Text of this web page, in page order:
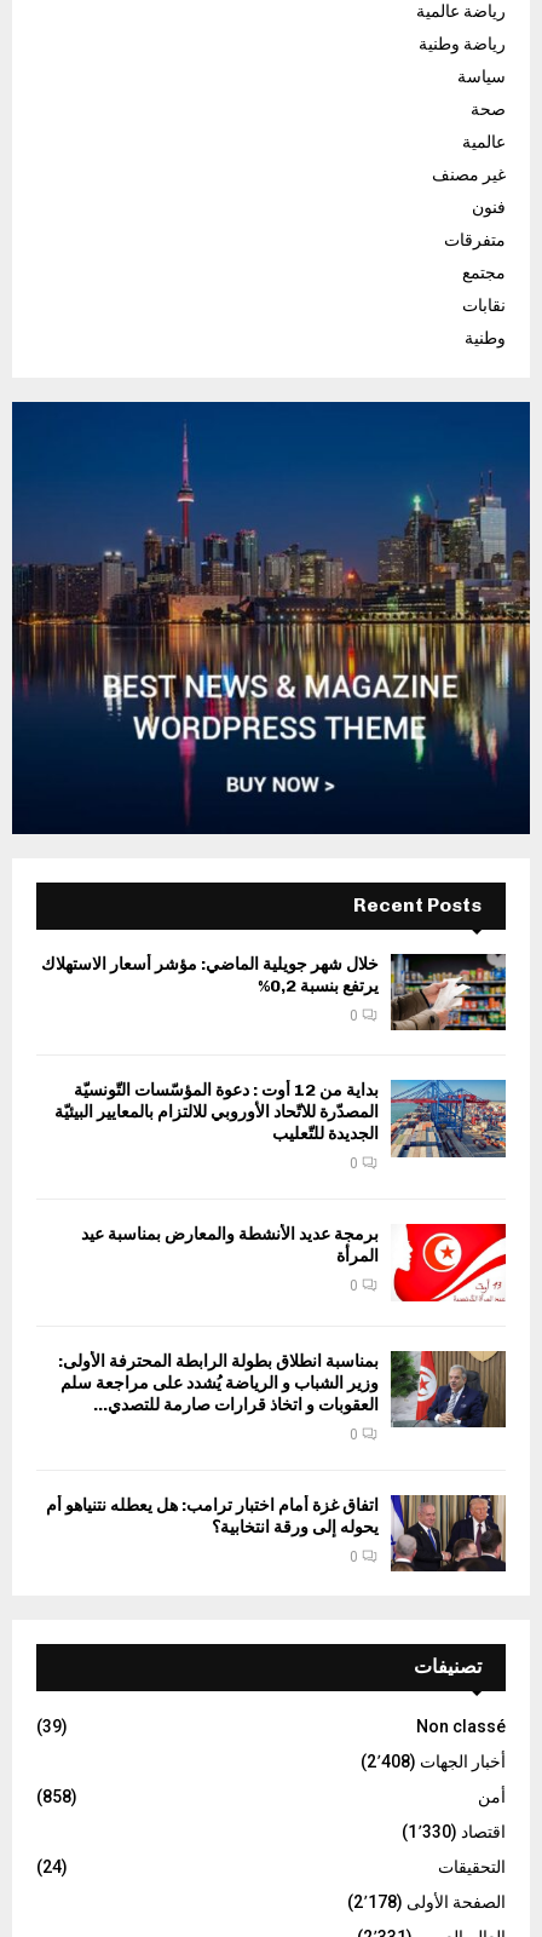
رياضة عالمية
رياضة وطنية
سياسة
صحة
عالمية
غير مصنف
فنون
متفرقات
مجتمع
نقابات
وطنية
Recent Posts
خلال شهر جويلية الماضي: مؤشر أسعار الاستهلاك
يرتفع بنسبة 0,2%
0
بداية من 12 أوت : دعوة المؤسّسات التّونسيّة
المصدّرة للاتّحاد الأوروبي للالتزام بالمعايير البيئيّة
الجديدة للتّعليب
0
برمجة عديد الأنشطة والمعارض بمناسبة عيد
المرأة
0
بمناسبة انطلاق بطولة الرابطة المحترفة الأولى:
وزير الشباب و الرياضة يُشدد على مراجعة سلم
العقوبات و اتخاذ قرارات صارمة للتصدي...
0
اتفاق غزة أمام اختبار ترامب: هل يعطله نتنياهو أم
يحوله إلى ورقة انتخابية؟
0
تصنيفات
Non classé
(39)
أخبار الجهات (2٬408)
أمن
(858)
اقتصاد (1٬330)
التحقيقات
(24)
الصفحة الأولى (2٬178)